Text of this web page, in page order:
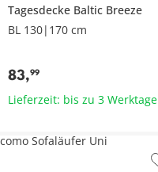
Tagesdecke Baltic Breeze
BL 130|170 cm
83,99
Lieferzeit: bis zu 3 Werktage
como Sofaläufer Uni